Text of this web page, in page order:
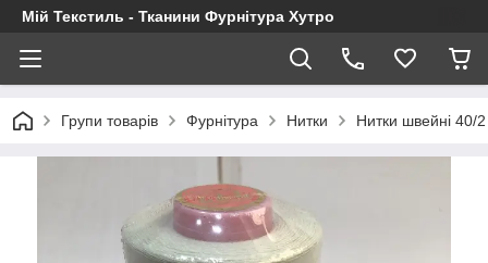
Мій Текстиль - Тканини Фурнітура Хутро
Групи товарів Фурнітура Нитки Нитки швейні 40/